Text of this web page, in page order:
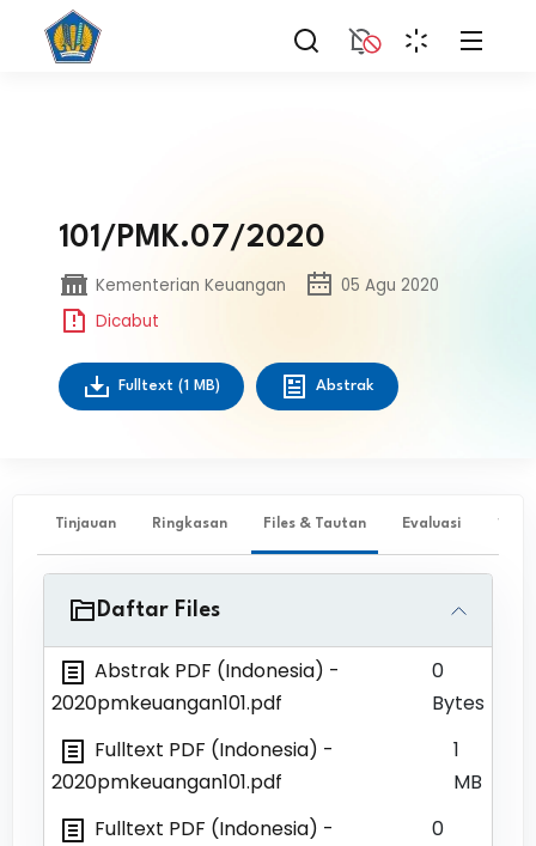
101/PMK.07/2020
Kementerian Keuangan
05 Agu 2020
Dicabut
Fulltext (1 MB) Abstrak
Tinjauan Ringkasan Files & Tautan Evaluasi ✨
Daftar Files
Abstrak PDF (Indonesia) -
2020pmkeuangan101.pdf
0
Bytes
Fulltext PDF (Indonesia) -
2020pmkeuangan101.pdf
1
MB
Fulltext PDF (Indonesia) -
0